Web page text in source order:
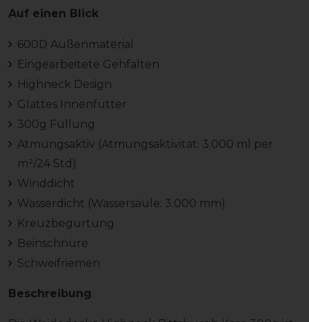
Auf einen Blick
600D Außenmaterial
Eingearbeitete Gehfalten
Highneck Design
Glattes Innenfutter
300g Füllung
Atmungsaktiv (Atmungsaktivität: 3.000 ml per
m²/24 Std)
Winddicht
Wasserdicht (Wassersäule: 3.000 mm)
Kreuzbegurtung
Beinschnüre
Schweifriemen
Beschreibung